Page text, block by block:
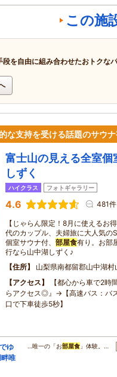
この施
段を自由に組み合わせたおトクな
な支持を受ける話題のサウ
富士山の見える全室
しずく
ハイクラス フォトギャラリー
4.6 481件
【じゃらん限定！8月に使えるお
代のカップル、夫婦旅に大人気の
個室サウナ付、 部屋食有り。お部
行なら山中湖しずく♪
住所
山梨県南都留郡山中湖村
アクセス
【都心から車で2時
らアクセス◎』→【高速バス：バ
口で下車徒歩5秒】
ゆ
唯
…唯一の「お部屋食 」体験。…